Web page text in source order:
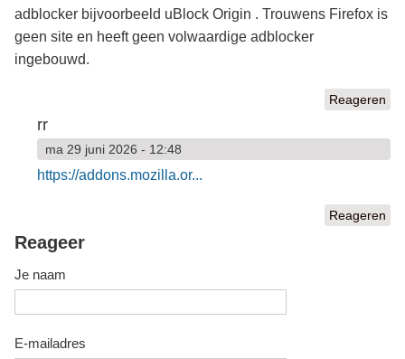
adblocker bijvoorbeeld uBlock Origin . Trouwens Firefox is
geen site en heeft geen volwaardige adblocker
ingebouwd.
Reageren
rr
ma 29 juni 2026 - 12:48
https://addons.mozilla.or...
Reageren
Reageer
Je naam
E-mailadres